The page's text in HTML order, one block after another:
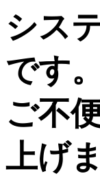
シス
です。
ご不
上げ